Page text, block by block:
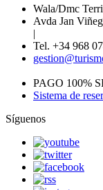
Wala/Dmc
Avda Jan
|
Tel. +34 968
PAGO 100%
Sistema de
Síguenos